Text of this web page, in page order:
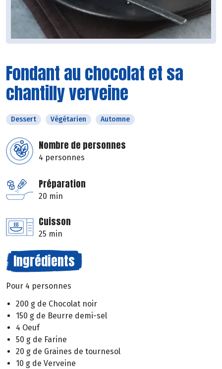
Fondant au chocolat et sa
chantilly verveine
Dessert Végétarien Automne
Nombre de personnes
4 personnes
Préparation
20 min
Cuisson
25 min
Ingrédients
Pour 4 personnes
200 g de Chocolat noir
150 g de Beurre demi-sel
4 Oeuf
50 g de Farine
20 g de Graines de tournesol
10 g de Verveine